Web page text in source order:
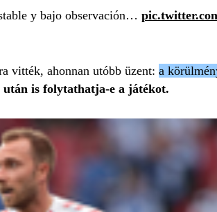
y bajo observación…
vitték, ahonnan utóbb üzent: a
után is folytathatja-e a játékot.